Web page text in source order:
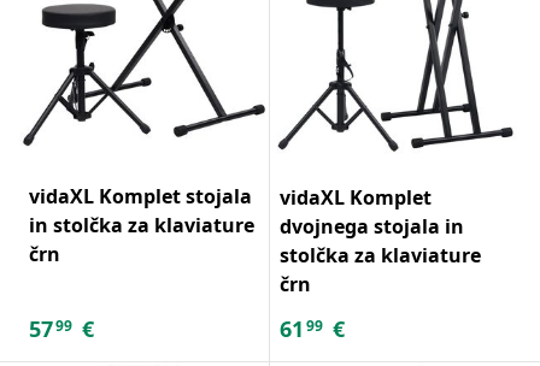
vidaXL Komplet stojala
in stolčka za klaviature
črn
5799 €
vidaXL Komplet
dvojnega stojala in
stolčka za klaviature
črn
61 99 €